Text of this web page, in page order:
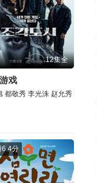
12集全
戏
都敬秀 李光洙 赵允秀
6.4分